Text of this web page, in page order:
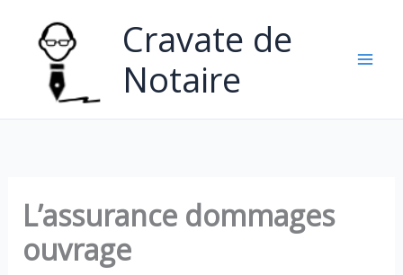
contenu
Cravate de
Notaire
L’assurance dommages
ouvrage